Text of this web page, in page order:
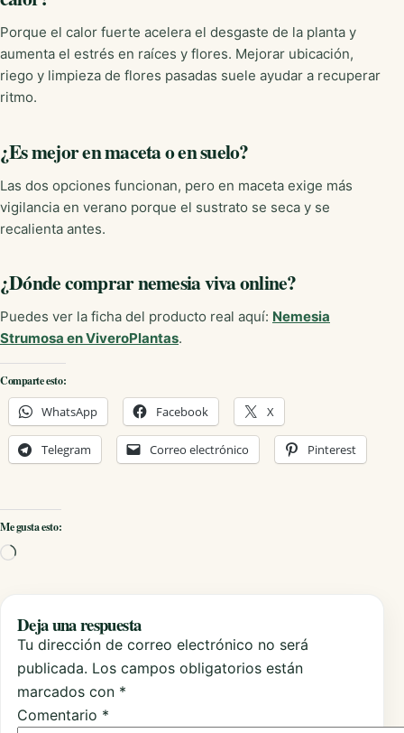
Porque el calor fuerte acelera el desgaste de la planta y
aumenta el estrés en raíces y flores. Mejorar ubicación,
riego y limpieza de flores pasadas suele ayudar a recuperar
ritmo.
¿Es mejor en maceta o en suelo?
Las dos opciones funcionan, pero en maceta exige más
vigilancia en verano porque el sustrato se seca y se
recalienta antes.
¿Dónde comprar nemesia viva online?
Puedes ver la ficha del producto real aquí: Nemesia
Strumosa en ViveroPlantas.
Comparte esto:
WhatsApp Facebook X
Telegram Correo electrónico Pinterest
Me gusta esto:
Deja una respuesta
Tu dirección de correo electrónico no será
publicada. Los campos obligatorios están
marcados con *
Comentario *